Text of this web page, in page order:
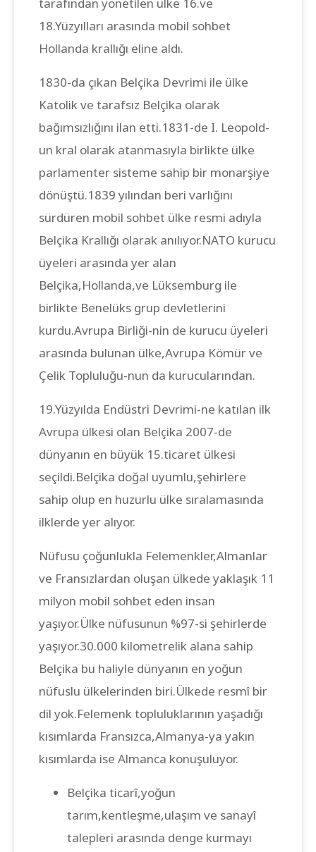
18.Yüzyılları arasında mobil sohbet
Hollanda krallığı eline aldı.
1830-da çıkan Belçika Devrimi ile ülke
Katolik ve tarafsız Belçika olarak
bağımsızlığını ilan etti.1831-de I. Leopold-
un kral olarak atanmasıyla birlikte ülke
parlamenter sisteme sahip bir monarşiye
dönüştü.1839 yılından beri varlığını
sürdüren mobil sohbet ülke resmi adıyla
Belçika Krallığı olarak anılıyor.NATO kurucu
üyeleri arasında yer alan
Belçika,Hollanda,ve Lüksemburg ile
birlikte Benelüks grup devletlerini
kurdu.Avrupa Birliği-nin de kurucu üyeleri
arasında bulunan ülke,Avrupa Kömür ve
Çelik Topluluğu-nun da kurucularından.
19.Yüzyılda Endüstri Devrimi-ne katılan ilk
Avrupa ülkesi olan Belçika 2007-de
dünyanın en büyük 15.ticaret ülkesi
seçildi.Belçika doğal uyumlu,şehirlere
sahip olup en huzurlu ülke sıralamasında
ilklerde yer alıyor.
Nüfusu çoğunlukla Felemenkler,Almanlar
ve Fransızlardan oluşan ülkede yaklaşık 11
milyon mobil sohbet eden insan
yaşıyor.Ülke nüfusunun %97-si şehirlerde
yaşıyor.30.000 kilometrelik alana sahip
Belçika bu haliyle dünyanın en yoğun
nüfuslu ülkelerinden biri.Ülkede resmî bir
dil yok.Felemenk topluluklarının yaşadığı
kısımlarda Fransızca,Almanya-ya yakın
kısımlarda ise Almanca konuşuluyor.
Belçika ticarî,yoğun
tarım,kentleşme,ulaşım ve sanayî
talepleri arasında denge kurmayı